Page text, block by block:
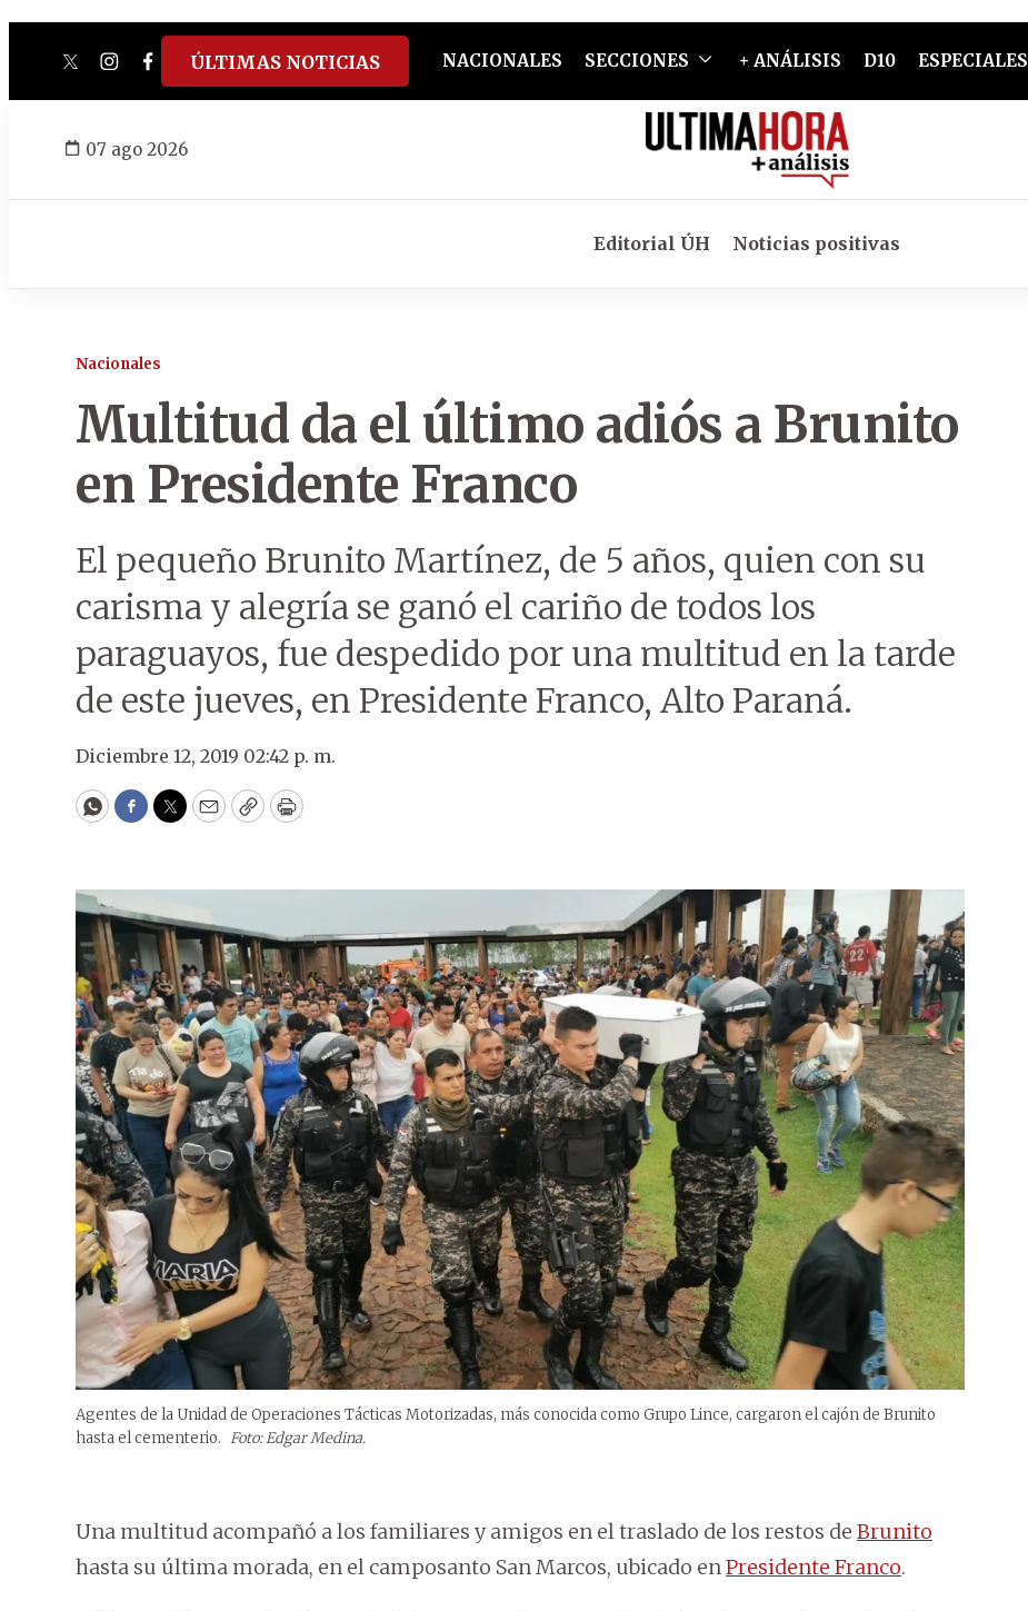
twitterinstagram
facebook
tiktokyoutube
spotify
ÚLTIMAS NOTICIAS NACIONALES SECCIONES + ANÁLISIS D10 ESPECIALES
07 ago 2026
Editorial ÚH Noticias positivas
Nacionales
Multitud da el último adiós a Brunito
en Presidente Franco
El pequeño Brunito Martínez, de 5 años, quien con su
carisma y alegría se ganó el cariño de todos los
paraguayos, fue despedido por una multitud en la tarde
de este jueves, en Presidente Franco, Alto Paraná.
Diciembre 12, 2019 02:42 p. m.
WhatsApp
Facebook
Twitter
EmailCopyPrint
Agentes de la Unidad de Operaciones Tácticas Motorizadas, más conocida como Grupo Lince, cargaron el cajón de Brunito
hasta el cementerio. Foto: Edgar Medina.
Una multitud acompañó a los familiares y amigos en el traslado de los restos de Brunito
hasta su última morada, en el camposanto San Marcos, ubicado enPresidente Franco.